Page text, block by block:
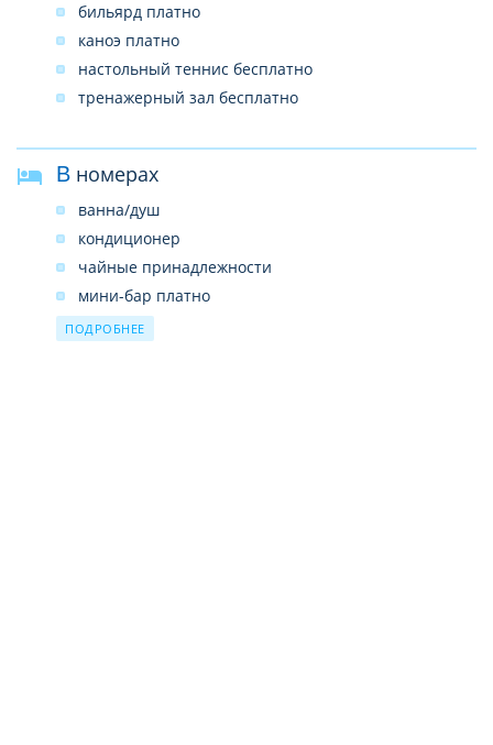
бильярд платно
каноэ платно
настольный теннис бесплатно
тренажерный зал бесплатно
В номерах
ванна/душ
кондиционер
чайные принадлежности
мини-бар платно
фен
ПОДРОБНЕЕ